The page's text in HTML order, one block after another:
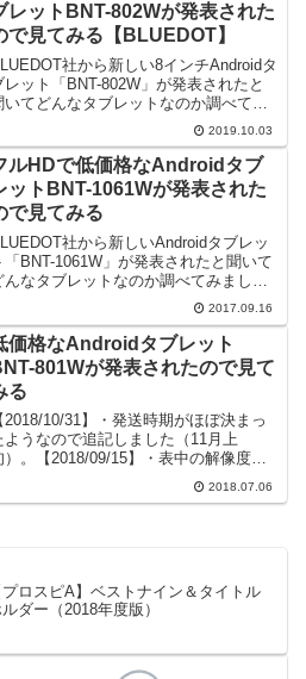
レットBNT-802Wが発表された
で見てみる【BLUEDOT】
社から新しい8インチAndroidタ
レット「BNT-802W」が発表されたと
いてどんなタブレットなのか調べてみ
した。【注意】個人で調べた範囲で書
ていますので情報が間違っている場合
あります。ご注意ください。【2020/...
2019.10.03
ルHDで低価格なAndroidタブ
ットBNT-1061Wが発表された
で見てみる
社から新しいAndroidタブレッ
「BNT-1061W」が発表されたと聞いて
んなタブレットなのか調べてみまし
。2017/9/16現在、予約受付中で、発売
（発送予定日）は2017/10/20のようで
。以前、当ブログでB...
2017.09.16
価格なAndroidタブレット
801Wが発表されたので見て
る
2018/10/31】・発送時期がほぼ決まっ
ようなので追記しました（11月上
）。【2018/09/15】・表中の解像度表
が間違っていましたので、修正いたし
した🙇・発送時期の延期について追記
2018.07.06
プロスピA】ベストナイン＆タイトル
ダー（2018年度版）